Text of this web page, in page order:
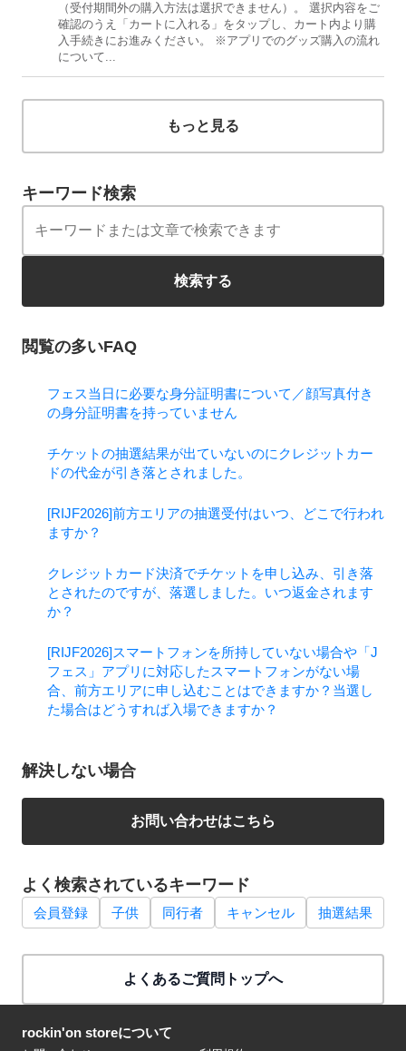
（受付期間外の購入方法は選択できません）。 選択内容をご
確認のうえ「カートに入れる」をタップし、カート内より購
入手続きにお進みください。 ※アプリでのグッズ購入の流れ
について...
もっと見る
キーワード検索
検索する
閲覧の多いFAQ
フェス当日に必要な身分証明書について／顔写真付き
の身分証明書を持っていません
チケットの抽選結果が出ていないのにクレジットカー
ドの代金が引き落とされました。
[RIJF2026]前方エリアの抽選受付はいつ、どこで行われ
ますか？
クレジットカード決済でチケットを申し込み、引き落
とされたのですが、落選しました。いつ返金されます
か？
[RIJF2026]スマートフォンを所持していない場合や「J
フェス」アプリに対応したスマートフォンがない場
合、前方エリアに申し込むことはできますか？当選し
た場合はどうすれば入場できますか？
解決しない場合
お問い合わせはこちら
よく検索されているキーワード
会員登録 子供 同行者 キャンセル 抽選結果
よくあるご質問トップへ
rockin'on storeについて